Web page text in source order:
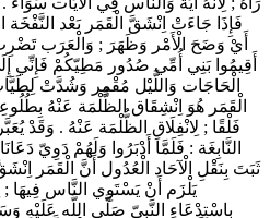
فَإِذَا جَاءَتْ اِنْشَقَّ الْقَمَر بَعْد النَّفْخَة
أَيْ وَضَحَ الْأَمْر وَظَهَرَ ; وَالْعَرَب
أَقِيمُوا بَنِي أُمِّي صُدُور مَطِيّكُمْ
الْحَاجَات وَاللَّيْل مُقْمِر وَشُدَّتْ
الْقَمَر هُوَ اِنْشِقَاق الظُّلْمَة عَنْهُ
فَلْقًا ; لِانْفِلَاقِ الظُّلْمَة عَنْهُ . وَقَدْ
النَّابِغَة : فَلَمَّا أَدْبَرُوا وَلَهُمْ دَوِيّ
ثَبَتَ بِنَقْلِ الْآحَاد الْعُدُول أَنَّ الْقَمَر
يَلْزَم أَنْ يَسْتَوِي النَّاس فِيهَا ;
بِاسْتِدْعَاءِ النَّبِيّ صَلَّى اللَّه عَلَيْهِ